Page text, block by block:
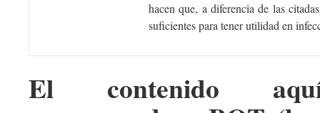
hacen que, a diferencia de las
suficientes para tener utilidad en
El contenido